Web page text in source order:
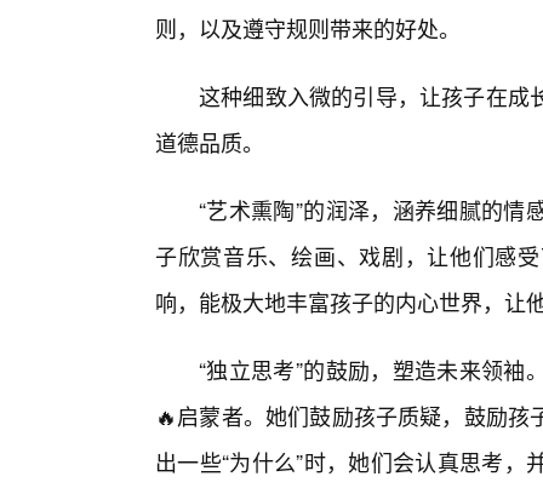
则，以及遵守规则带来的好处。
这种细致入微的引导，让孩子在成
道德品质。
“艺术熏陶”的润泽，涵养细腻的
子欣赏音乐、绘画、戏剧，让他们感
响，能极大地丰富孩子的内心世界，让
“独立思考”的鼓励，塑造未来领
🔥启蒙者。她们鼓励孩子质疑，鼓励
出一些“为什么”时，她们会认真思考